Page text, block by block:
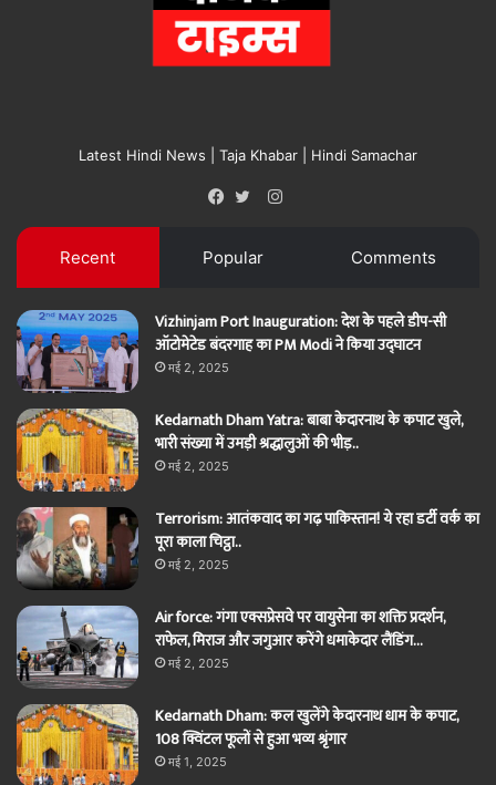
Latest Hindi News | Taja Khabar | Hindi Samachar
Instagram
Recent Popular Comments
Vizhinjam Port Inauguration: देश के पहले डीप-सी
ऑटोमेटेड बंदरगाह का PM Modi ने किया उद्घाटन
मई 2, 2025
Kedarnath Dham Yatra: बाबा केदारनाथ के कपाट खुले,
भारी संख्या में उमड़ी श्रद्धालुओं की भीड़..
मई 2, 2025
Terrorism: आतंकवाद का गढ़ पाकिस्तान! ये रहा डर्टी वर्क का
पूरा काला चिट्ठा..
मई 2, 2025
Air force: गंगा एक्सप्रेसवे पर वायुसेना का शक्ति प्रदर्शन,
राफेल, मिराज और जगुआर करेंगे धमाकेदार लैंडिंग…
मई 2, 2025
Kedarnath Dham: कल खुलेंगे केदारनाथ धाम के कपाट,
108 क्विंटल फूलों से हुआ भव्य श्रृंगार
मई 1, 2025